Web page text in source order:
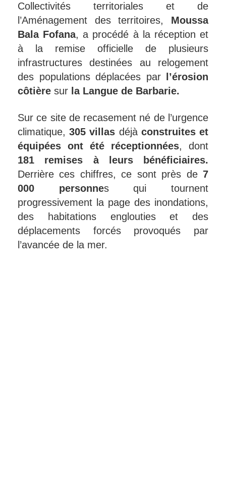
Collectivités territoriales et de
l’Aménagement des territoires, Moussa
Bala Fofana, a procédé à la réception et
à la remise officielle de plusieurs
infrastructures destinées au relogement
des populations déplacées parl’érosion
côtière sur la Langue de Barbarie.
Sur ce site de recasement né de l’urgence
climatique,305 villas déjà construites et
équipées ont été réceptionnées, dont
181 remises à leurs bénéficiaires.
Derrière ces chiffres, ce sont près de 7
000 personnes qui tournent
progressivement la page des inondations,
des habitations englouties et des
déplacements forcés provoqués par
l’avancée de la mer.